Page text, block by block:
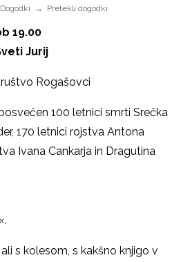
Dogodki Pretekli dogodki
19.00
Jurij
Rogašovci
100 letnici smrti Srečka
170 letnici rojstva Antona
Ivana Cankarja in Dragutina
s kolesom, s kakšno knjigo v